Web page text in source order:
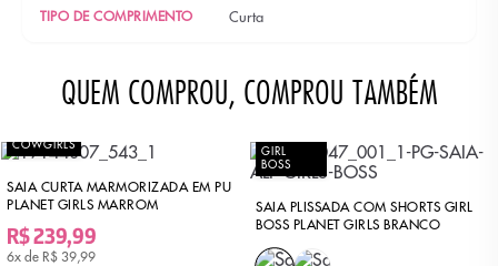
TIPO DE COMPRIMENTO Curta
QUEM COMPROU, COMPROU TAMBÉM
COWGIRLS
SAIA CURTA MARMORIZADA EM PU
PLANET GIRLS MARROM
R$ 239,99
6x de R$ 39,99
GIRL
BOSS
SAIA PLISSADA COM SHORTS GIRL
BOSS PLANET GIRLS BRANCO